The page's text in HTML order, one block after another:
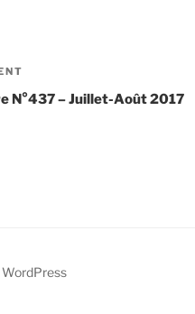
N°437 – Juillet-Août 2017